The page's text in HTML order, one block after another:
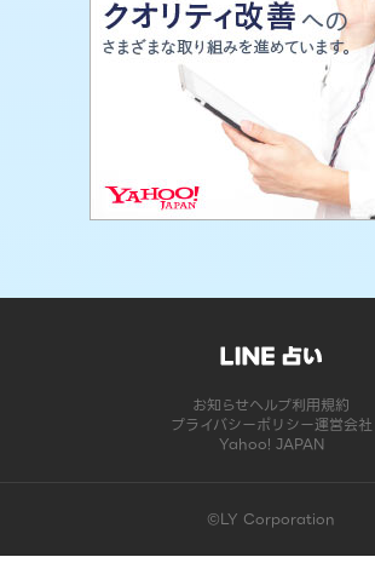
お知らせヘルプ利用規約
プライバシーポリシー運営会社
Yahoo! JAPAN
©LY Corporation
このコンテンツは掲載が終了しました |